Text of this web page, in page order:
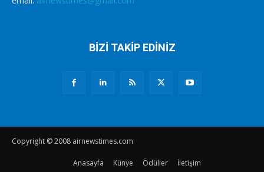
BİZİ TAKİP EDİNİZ
Copyright © 2008 airnewstimes.com
Anasayfa Künye Ödüller İletişim